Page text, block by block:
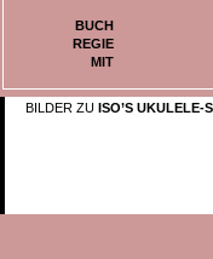
BUCH
REGIE
MIT
BILDER ZU ISO’S UKULELE-